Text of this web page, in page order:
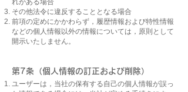
れがある場合
その他法令に違反することとなる場合
前項の定めにかかわらず，履歴情報および特性情報
などの個人情報以外の情報については，原則として
開示いたしません。
第7条（個人情報の訂正および削除）
ユーザーは，当社の保有する自己の個人情報が誤っ